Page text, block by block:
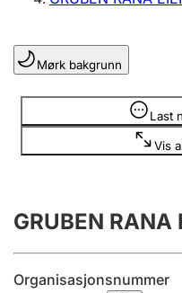
Registrere, endre,
Lag og foreining
Registrere, endre,
Årsrekneskap
Innsending og
Mørk bakgrunn
Last
Vis
Opplysninger er skjult
GRUBEN RANA
Organisasjonsnummer